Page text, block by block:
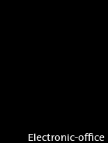
Electronic-office